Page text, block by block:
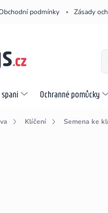
podmínky Zásady
spaní Ochranné pomůcky
Klíčení Semena ke